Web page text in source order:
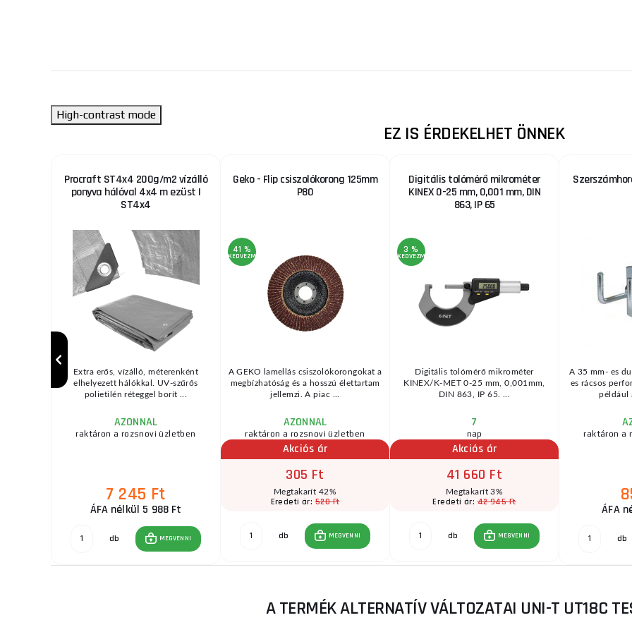
High-contrast mode
EZ IS ÉRDEKELHET ÖNNEK
Procraft ST4x4 200g/m2 vízálló
ponyva hálóval 4x4 m ezüst |
ST4x4
Extra erős, vízálló, méterenként
elhelyezett hálókkal. UV-szűrős
polietilén réteggel borít ...
AZONNAL
raktáron a rozsnovi üzletben
7 245 Ft
ÁFA nélkül 5 988 Ft
db MEGVENNI
Geko - Flip csiszolókorong 125mm
P80
41 %
KEDVEZMÉNY
A GEKO lamellás csiszolókorongokat a
megbízhatóság és a hosszú élettartam
jellemzi. A piac ...
AZONNAL
raktáron a rozsnovi üzletben
Akciós ár
305 Ft
Megtakarít 42%
Eredeti ár:520 Ft
db MEGVENNI
Digitális tolómérő mikrométer
KINEX 0-25 mm, 0,001 mm, DIN
863, IP 65
3 %
KEDVEZMÉNY
Digitális tolómérő mikrométer
KINEX/K-MET 0-25 mm, 0,001mm,
DIN 863, IP 65. ...
7
nap
Akciós ár
41 660 Ft
Megtakarít 3%
Eredeti ár:42 945 Ft
db MEGVENNI
A 35 mm- es
es rácsos
például
raktáron a
ÁFA
db
A TERMÉK ALTERNATÍV VÁLTOZATAI UNI-T UT18C